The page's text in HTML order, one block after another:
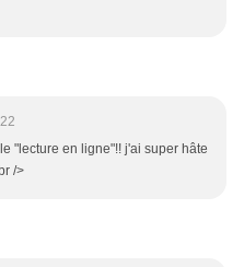
"lecture en ligne"!! j'ai super hâte
/>